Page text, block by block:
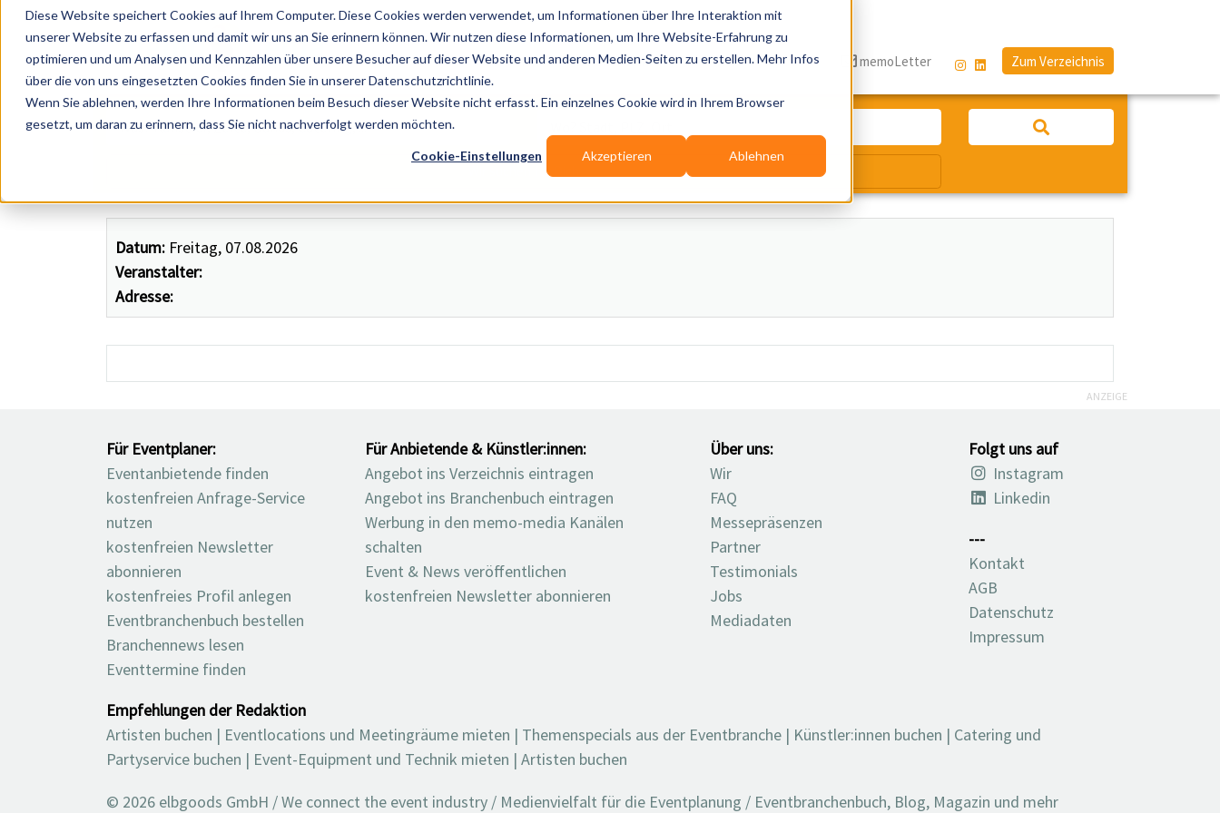
Diese Website speichert Cookies auf Ihrem Computer. Diese Cookies werden verwendet, um Informationen über Ihre Interaktion mit
unserer Website zu erfassen und damit wir uns an Sie erinnern können. Wir nutzen diese Informationen, um Ihre Website-Erfahrung zu
optimieren und um Analysen und Kennzahlen über unsere Besucher auf dieser Website und anderen Medien-Seiten zu erstellen. Mehr Infos
über die von uns eingesetzten Cookies finden Sie in unserer Datenschutzrichtlinie.
Wenn Sie ablehnen, werden Ihre Informationen beim Besuch dieser Website nicht erfasst. Ein einzelnes Cookie wird in Ihrem Browser
gesetzt, um daran zu erinnern, dass Sie nicht nachverfolgt werden möchten.
Cookie-Einstellungen Akzeptieren Ablehnen
Datum: Freitag, 07.08.2026
Veranstalter:
Adresse:
Publikationen Branchen-Infos Services Blog memoLetter Zum Verzeichnis
Künstler, Zelte, Bands, Catering, ...
Wir suchen für Dich
ANZEIGE
Für Eventplaner:
Eventanbietende finden
kostenfreien Anfrage-Service
nutzen
kostenfreien Newsletter
abonnieren
kostenfreies Profil anlegen
Eventbranchenbuch bestellen
Branchennews lesen
Eventtermine finden
Für Anbietende & Künstler:innen:
Angebot ins Verzeichnis eintragen
Angebot ins Branchenbuch eintragen
Werbung in den memo-media Kanälen
schalten
Event & News veröffentlichen
kostenfreien Newsletter abonnieren
Über uns:
Wir
FAQ
Messepräsenzen
Partner
Testimonials
Jobs
Mediadaten
Folgt uns auf
Instagram
Linkedin
---
Kontakt
AGB
Datenschutz
Impressum
Empfehlungen der Redaktion
Artisten buchen | Eventlocations und Meetingräume mieten | Themenspecials aus der Eventbranche | Künstler:innen buchen | Catering und
Partyservice buchen | Event-Equipment und Technik mieten | Artisten buchen
© 2026 elbgoods GmbH / We connect the event industry / Medienvielfalt für die Eventplanung / Eventbranchenbuch, Blog, Magazin und mehr